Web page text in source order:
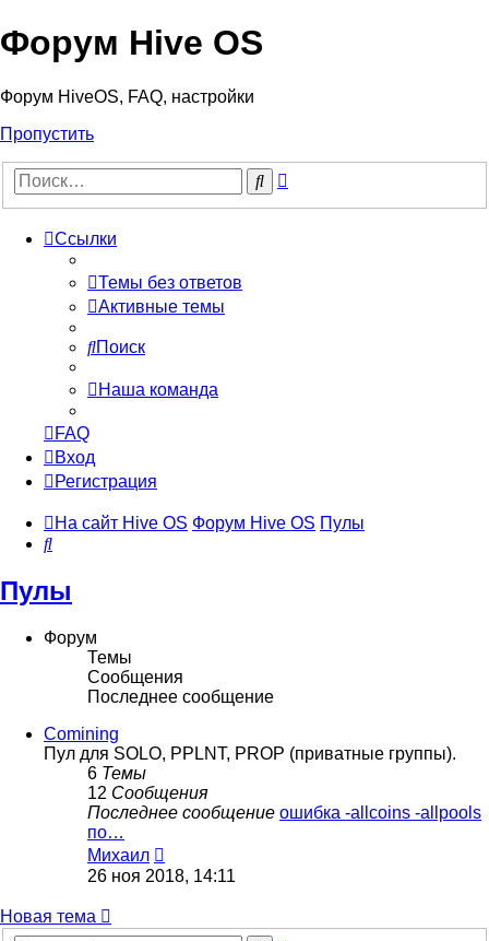
Форум Hive OS
Форум HiveOS, FAQ, настройки
Пропустить
Поиск
Ссылки
Темы без ответов
Активные темы
Поиск
Наша команда
FAQ
Вход
Регистрация
На сайт Hive OS Форум Hive OS Пулы
Поиск
Пулы
Форум
Темы
Сообщения
Последнее сообщение
Comining
Пул для SOLO, PPLNT, PROP (приватные группы).
6 Темы
12 Сообщения
Последнее сообщение ошибка -allcoins -allpools
по…
Михаил
к
последнему
26 ноя 2018, 14:11
Новая тема